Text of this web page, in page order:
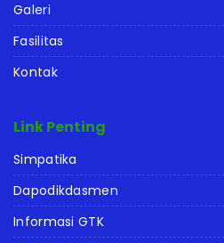
Galeri
Fasilitas
Kontak
Link Penting
Simpatika
Dapodikdasmen
Informasi GTK